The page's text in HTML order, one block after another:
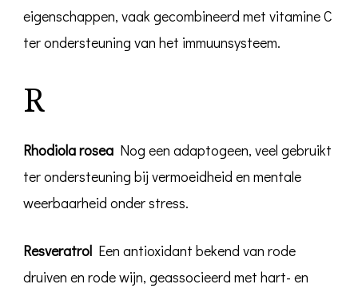
eigenschappen, vaak gecombineerd met vitamine C
ter ondersteuning van het immuunsysteem.
R
Rhodiola rosea Nog een adaptogeen, veel gebruikt
ter ondersteuning bij vermoeidheid en mentale
weerbaarheid onder stress.
Resveratrol Een antioxidant bekend van rode
druiven en rode wijn, geassocieerd met hart- en